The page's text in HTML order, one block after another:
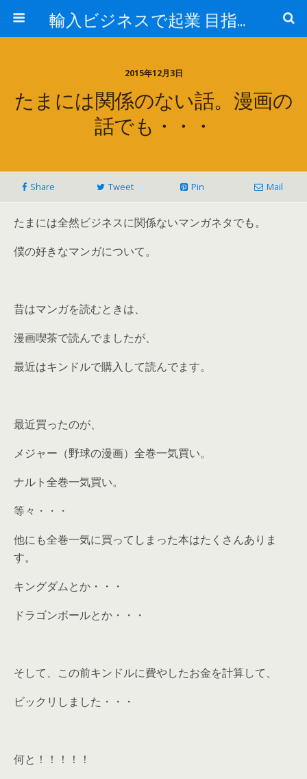
輸入ビジネスで起業 目指せ年商10億円 最近はアマゾン輸入やってます。
2015年12月3日
たまには関係のない話。漫画の
話でも・・・
Share Tweet Pin Mail
たまには全然ビジネスに関係ないマンガネタでも。
僕の好きなマンガについて。
昔はマンガを読むときは、
漫画喫茶で読んでましたが、
最近はキンドルで購入して読んでます。
最近買ったのが、
メジャー（野球の漫画）全巻一気買い。
ナルト全巻一気買い。
等々・・・
他にも全巻一気に買ってしまった本はたくさんありま
す。
キングダムとか・・・
ドラゴンボールとか・・・
そして、この前キンドルに費やしたお金を計算して、
ビックリしました・・・
何と！！！！！